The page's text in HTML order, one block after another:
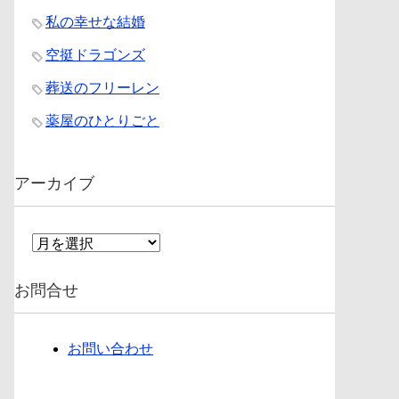
私の幸せな結婚
空挺ドラゴンズ
葬送のフリーレン
薬屋のひとりごと
アーカイブ
ア
イ
ブ
お問合せ
お問い合わせ